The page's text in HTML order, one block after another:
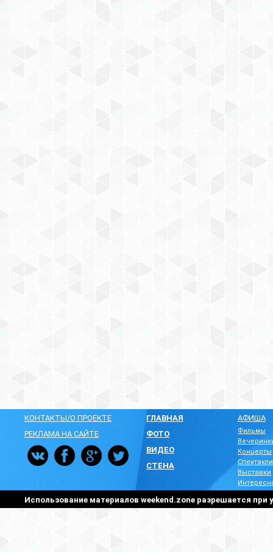
КОНТАКТЫ/О ПРОЕКТЕ
РЕКЛАМА НА САЙТЕ
ГЛАВНАЯ
ФОТО
ВИДЕО
СТЕНА
АФИША
Фильмы
Концерты
Спектакли
Выставки
Использование материалов weekend.zone разрешается